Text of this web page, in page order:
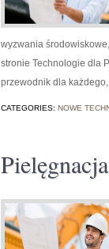
wyzwania
stronie Technologie dla
przewodnik dla
CATEGORIES: NOWE